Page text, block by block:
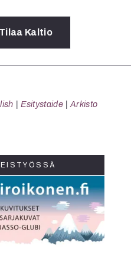
Tilaa Kaltio
Esitystaide Arkisto